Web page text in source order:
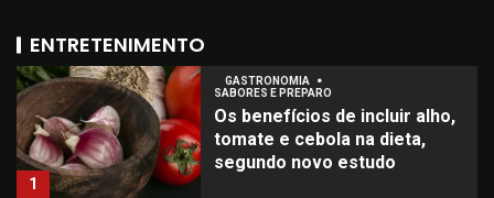
ENTRETENIMENTO
2
CINEMA FILMES
‘Super Mario Galaxy’ se torna
o primeiro filme a faturar US$
1 bilhão em 2026